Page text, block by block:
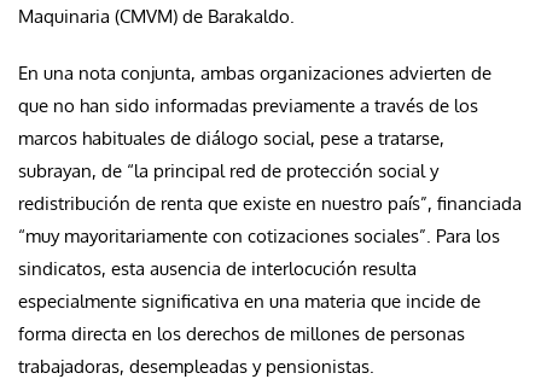
Maquinaria (CMVM) de Barakaldo.
En una nota conjunta, ambas organizaciones advierten de
que no han sido informadas previamente a través de los
marcos habituales de diálogo social, pese a tratarse,
subrayan, de “la principal red de protección social y
redistribución de renta que existe en nuestro país”, financiada
“muy mayoritariamente con cotizaciones sociales”. Para los
sindicatos, esta ausencia de interlocución resulta
especialmente significativa en una materia que incide de
forma directa en los derechos de millones de personas
trabajadoras, desempleadas y pensionistas.